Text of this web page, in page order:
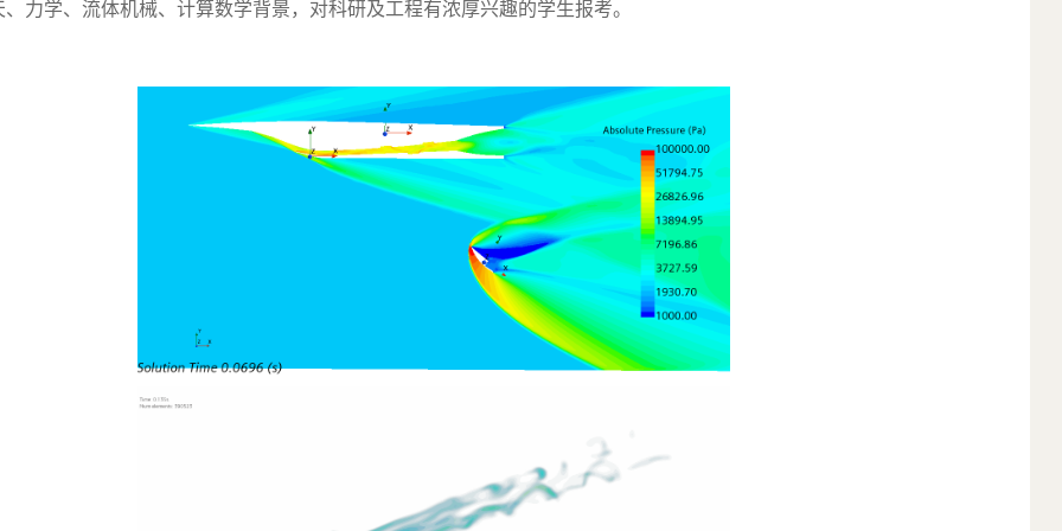
力学、流体机械、计算数学背景，对科研及工程有浓厚兴趣的学生报考。